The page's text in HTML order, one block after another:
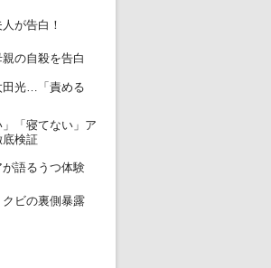
が告白！
の自殺を告白
田光…「責める
「寝てない」ア
検証
語るうつ体験
ビの裏側暴露